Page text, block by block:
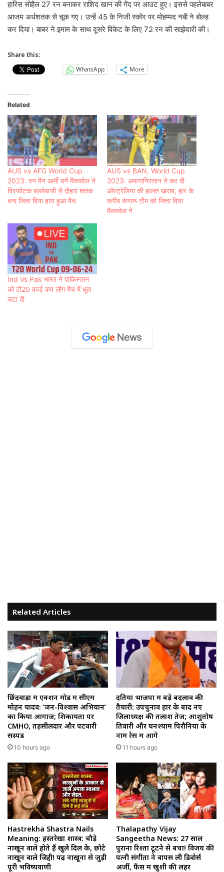
हारिस सोहैल 27 रन बनाकर राशिद खान की गेंद पर आउट हुए। इससे पहलेबाबर
आजम अर्धशतक से चूक गए। उन्हें 45 के निजी स्कोर पर मोहम्मद नबी ने बोल्ड
कर दिया। बाबर ने इमाम के साथ दूसरे विकेट के लिए 72 रन की साझेदारी की।
Share this:
WhatsApp
More
Related
AUS vs AFG World Cup
2023: वन मैन आर्मी बनें मैक्सवेल ने
विस्फोटक बल्लेबाजी से दोहरा शतक
बना जिता दिया हारा हुआ मैच
AUS vs BAN, World Cup
2023: अफगानिस्तान ने कर दी
ऑस्ट्रेलिया की हालत खराब, हार के
करीब कंगारू टीम को जिता दिया
मैक्सवेल ने
Ind Vs Pak भारत ने पाकिस्तान
को टी20 वर्ल्ड कप लीग मैच में धूल
चटा दी
Related Articles
छिंदवाड़ा में एक्शन मोड में सीएम
मोहन यादव: ‘जन-विश्वास अभियान’
का किया आगाज; शिकायतों पर
CMHO, तहसीलदार और पटवारी
सस्पेंड
10 hours ago
दतिया भाजपा में बड़े बदलाव की
तैयारी: उपचुनाव हार के बाद नए
जिलाध्यक्ष की तलाश तेज; आशुतोष
तिवारी और घनश्याम पिरौनिया के
नाम रेस में आगे
11 hours ago
Hastrekha Shastra Nails
Meaning: हस्तरेखा शास्त्र: चौड़े
नाखून वाले होते हैं खुले दिल के, छोटे
नाखून वाले जिद्दी! पढ़ें नाखूनों से जुड़ी
पूरी भविष्यवाणी
Thalapathy Vijay
Sangeetha News: 27 साल
पुराना रिश्ता टूटने से बचा! विजय की
पत्नी संगीता ने वापस ली डिवोर्स
अर्जी, फैंस में खुशी की लहर